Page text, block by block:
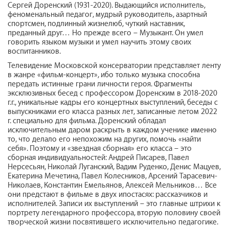
Сергей Доренский (1931-2020). Выдающийся исполнитель,
феноменальный педагог, мудрый руководитель, азартный
спортсмен, подлинный жизнелюб, чуткий наставник,
преданный друг… Но прежде всего – Музыкант. Он умел
говорить языком музыки и умел научить этому своих
воспитанников.
Телевидение Московской консерватории представляет ленту
в жанре «фильм-концерт», ибо только музыка способна
передать истинные грани личности героя. Фрагменты
эксклюзивных бесед с профессором Доренским в 2018-2020
г.г., уникальные кадры его концертных выступлений, беседы с
выпускниками его класса разных лет, записанные летом 2022
г. специально для фильма. Доренский обладал
исключительным даром раскрыть в каждом ученике именно
то, что делало его непохожим на других, помочь «найти
себя». Поэтому и «звездная сборная» его класса – это
сборная индивидуальностей: Андрей Писарев, Павел
Нерсесьян, Николай Луганский, Вадим Руденко, Денис Мацуев,
Екатерина Мечетина, Павел Колесников, Арсений Тарасевич-
Николаев, Константин Емельянов, Алексей Мельников… Все
они предстают в фильме в двух ипостасях: рассказчиков и
исполнителей. Записи их выступлений – это главные штрихи к
портрету легендарного профессора, вторую половину своей
творческой жизни посвятившего исключительно педагогике.